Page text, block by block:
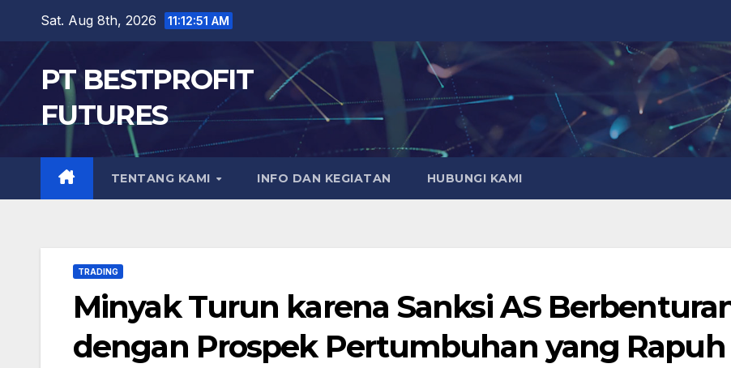
content
Sat. Aug 8th, 2026 11:12:52 AM
PT BESTPROFIT
FUTURES
TENTANG KAMI INFO DAN KEGIATAN HUBUNGI KAMI
TRADING
Minyak Turun karena Sanksi AS
dengan Prospek Pertumbuhan yang Rapuh